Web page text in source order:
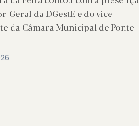
Geral da DGestE e do vice-
da Câmara Municipal de Ponte